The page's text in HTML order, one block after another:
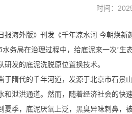
时间：
报海外版》刊发《千年凉水河 今朝焕
水务局在治理过程中，给底泥来一次‘
研发的底泥洗脱原位置换技术。
于隋代的千年河道，发源于北京市石景
和泄洪通道。然而，随着经济社会的快
季，底泥厌氧上泛，黑臭异味刺鼻，被